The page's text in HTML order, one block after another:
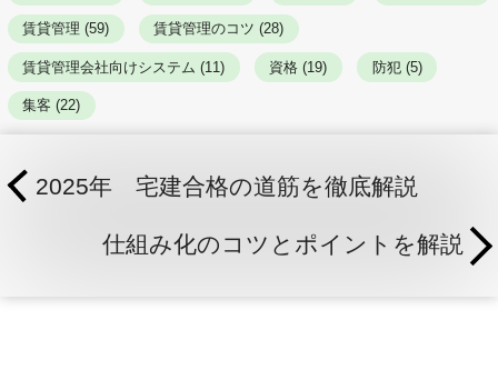
賃貸管理 (59) 賃貸管理のコツ (28)
賃貸管理会社向けシステム (11) 資格 (19) 防犯 (5)
集客 (22)
2025年 宅建合格の道筋を徹底解説
仕組み化のコツとポイントを解説